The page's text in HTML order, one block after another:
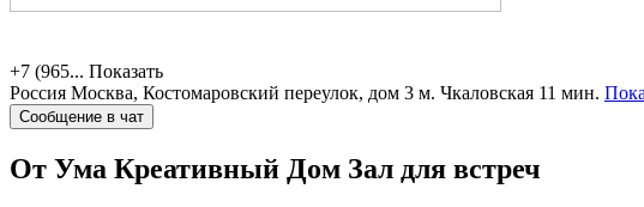
+7 (965... Показать
Россия Москва, Костомаровский переулок, дом 3 м. Чкаловская 11 мин.
Сообщение в чат
От Ума Креативный Дом Зал для встреч